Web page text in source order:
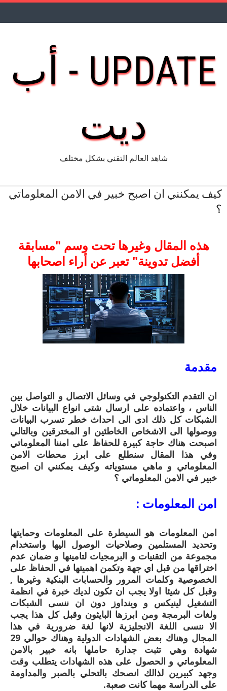
UPDATE - أب
ديت
شاهد العالم التقني بشكل مختلف
كيف يمكنني ان اصبح خبير في الامن المعلوماتي
؟
هذه المقال وغيرها تحت وسم "مسابقة
أفضل تدوينة" تعبر عن أراء اصحابها
مقدمة
ان التقدم التكنولوجي في وسائل الاتصال و التواصل بين
الناس ، واعتماده على ارسال شتى انواع البيانات خلال
الشبكات كل ذلك ادى الى احداث خطر تسرب البيانات
ووصولها الى الاشخاص الخاطئين او المخترقين وبالتالي
اصبحت هناك حاجة كبيرة للحفاظ على امننا المعلوماتي
وفي هذا المقال سنطلع على ابرز محطات الامن
المعلوماتي و ماهي مستوياته وكيف يمكنني ان اصبح
خبير في الامن المعلوماتي ؟
امن المعلومات :
امن المعلومات هو السيطرة على المعلومات وحمايتها
وتحديد المستلمين وصلاحيات الوصول اليها واستخدام
مجموعة من التقنيات و البرمجيات لتامينها و ضمان عدم
اختراقها من قبل اي جهة وتكمن اهميتها في الحفاظ على
الخصوصية وكلمات المرور والحسابات البنكية وغيرها ,
وقبل كل شيئا اولا يجب ان تكون لديك خبرة في انظمة
التشغيل لينيكس و وينداوز دون ان ننسى الشبكات
ولغات البرمجة ومن ابرزها البايثون وقبل كل هذا يجب
الا ننسى اللغة الانجليزية لانها لغة ضرورية في هذا
المجال وهناك بعض الشهادات الدولية وهناك حوالي 29
شهادة وهي تثبت جدارة حاملها بانه خبير بالامن
المعلوماتي و الحصول على هذه الشهادات يتطلب وقت
وجهد كبيرين لذالك انصحك بالتحلي بالصبر والمداومة
على الدراسة مهما كانت صعبة.